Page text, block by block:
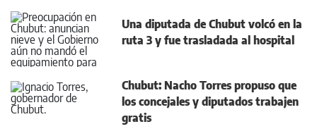
Una diputada de Chubut volcó en la
ruta 3 y fue trasladada al hospital
Chubut: Nacho Torres propuso que
los concejales y diputados trabajen
gratis